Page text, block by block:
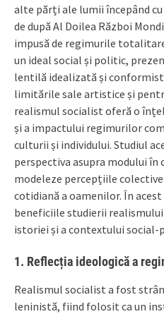
alte părți ale lumii începând cu
de după Al Doilea Război
impusă de regimurile
un ideal social și politic,
lentilă idealizată și
limitările sale artistice și
realismul socialist oferă o
și a impactului regimurilor
culturii și individului. Studiul
perspectiva asupra modului în
modeleze percepțiile
cotidiană a oamenilor. În
beneficiile studierii
istoriei și a contextului social-
1. Reflecția ideologică a
Realismul socialist a fost
leninistă, fiind folosit ca un